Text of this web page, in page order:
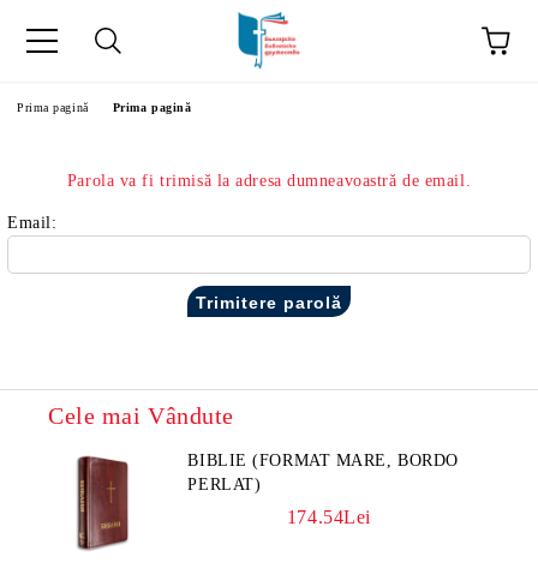
Prima pagină Prima pagină
Parola va fi trimisă la adresa dumneavoastră de email.
Email:
Cele mai Vândute
BIBLIE (FORMAT MARE, BORDO
PERLAT)
174.54Lei